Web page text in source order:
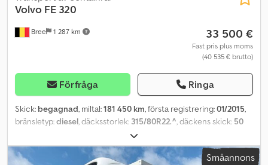
Bree 1 287 km
Volvo FE 320
33 500 €
Fast pris plus moms
(40 535 € brutto)
Förfråga Ringa
Skick: begagnad, miltal:181 450 km, första registrering:01/2015,
bränsletyp:diesel, däcksstorlek: 315/80R22.^, däckens skick: 50
, bränsle:
antal växlar:8, fjädring:stål-luft, total längd:7 940 mm, total höjd:
2 900 mm
, Tillverkningsår:2015, Utrustning: luftkonditionering, =
Småannons